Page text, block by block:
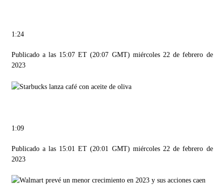
1:24
Publicado a las 15:07 ET (20:07 GMT) miércoles 22 de febrero de
2023
1:09
Publicado a las 15:01 ET (20:01 GMT) miércoles 22 de febrero de
2023